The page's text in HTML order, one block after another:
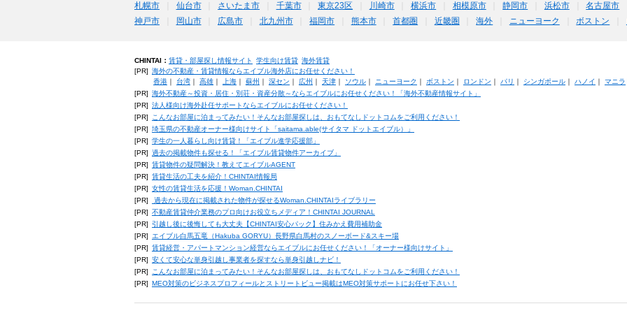
札幌市 仙台市 さいたま市 千葉市 東京23区 川崎市 横浜市 相模原市 静岡市 浜松市 名古屋市
神戸市
岡山市 広島市 北九州市 福岡市 熊本市 首都圏 近畿圏 海外 ニューヨーク ボストン
CHINTAI： 賃貸・部屋探し情報サイト 学生向け賃貸 海外賃貸
[PR] 海外の不動産・賃貸情報ならエイブル海外店にお任せください！
香港｜ 台湾｜ 高雄｜ 上海｜ 蘇州 深セン 広州 天津｜ ソウル｜ ニューヨーク ボストン ロンドン パリ シンガポール｜ ハノイ マニラ
[PR] 海外不動産～投資・居住・別荘・資産分散～ならエイブルにお任せください！「海外不動産情報サイト」
[PR] 法人様向け海外赴任サポートならエイブルにお任せください！
[PR]
こんなお部屋に泊まってみたい！そんなお部屋探しは、おもてなしドットコムをご利用ください！
[PR] 埼玉県の不動産オーナー様向けサイト「saitama.able(サイタマ ドットエイブル）」
[PR] 学生の一人暮らし向け賃貸！「エイブル進学応援部」
[PR] 過去の掲載物件も探せる！「エイブル賃貸物件アーカイブ」
[PR] 賃貸物件の疑問解決！教えてエイブルAGENT
[PR] 賃貸生活の工夫を紹介！CHINTAI情報局
[PR] 女性の賃貸生活を応援！Woman.CHINTAI
[PR]
過去から現在に掲載された物件が探せるWoman.CHINTAIライブラリー
[PR] 不動産賃貸仲介業務のプロ向けお役立ちメディア！CHINTAI JOURNAL
[PR]
引越し後に後悔しても大丈夫【CHINTAI安心パック】住みかえ費用補助金
[PR] エイブル白馬五竜（Hakuba GORYU）長野県白馬村のスノーボード&スキー場
[PR] 賃貸経営・アパートマンション経営ならエイブルにお任せください！「オーナー様向けサイト」
[PR] 安くて安心な単身引越し事業者を探すなら単身引越しナビ！
[PR]
こんなお部屋に泊まってみたい！そんなお部屋探しは、おもてなしドットコムをご利用ください！
[PR] MEO対策のビジネスプロフィールとストリートビュー掲載はMEO対策サポートにお任せ下さい！